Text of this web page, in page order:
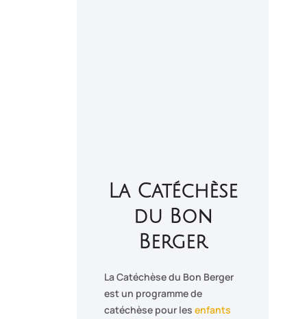
La Catéchèse
du Bon
Berger
La Catéchèse du Bon Berger
est un programme de
catéchèse pour les enfants